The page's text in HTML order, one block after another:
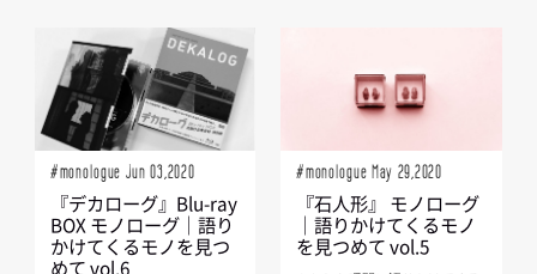
#monologue Jun 03,2020
『デカローグ』Blu-ray
BOX モノローグ｜語り
かけてくるモノを見つ
めて vol.6
#monologue May 29,2020
『石人形』 モノローグ
｜語りかけてくるモノ
を見つめて vol.5